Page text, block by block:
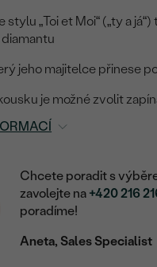
stylu „Toi et Moi“ („ty a
jeho majitelce přinese
je možné zvolit
Chcete poradit s
zavolejte na +420 216
poradíme!
Aneta, Sales Specialist